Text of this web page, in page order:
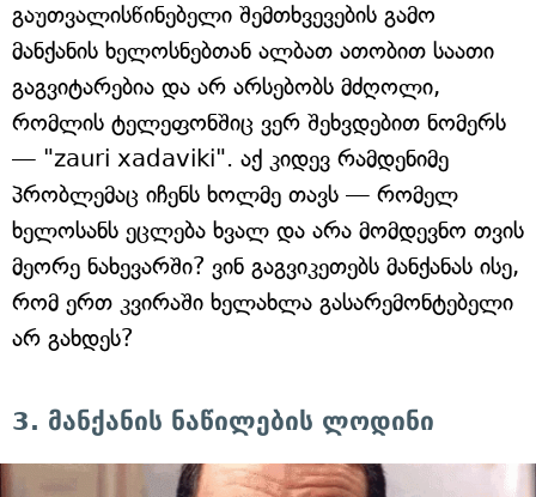
გაუთვალისწინებელი შემთხვევების გამო
მანქანის ხელოსნებთან ალბათ ათობით საათი
გაგვიტარებია და არ არსებობს მძღოლი,
რომლის ტელეფონშიც ვერ შეხვდებით ნომერს
— "zauri xadaviki". აქ კიდევ რამდენიმე
პრობლემაც იჩენს ხოლმე თავს — რომელ
ხელოსანს ეცლება ხვალ და არა მომდევნო თვის
მეორე ნახევარში? ვინ გაგვიკეთებს მანქანას ისე,
რომ ერთ კვირაში ხელახლა გასარემონტებელი
არ გახდეს?
3. მანქანის ნაწილების ლოდინი